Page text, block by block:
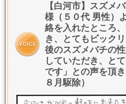
【白河市】スズメ
様（５０代 男性）
絡を入れたところ
き、とてもビック
後のスズメバチの
していただき、と
です 」との声を頂
８月駆除）